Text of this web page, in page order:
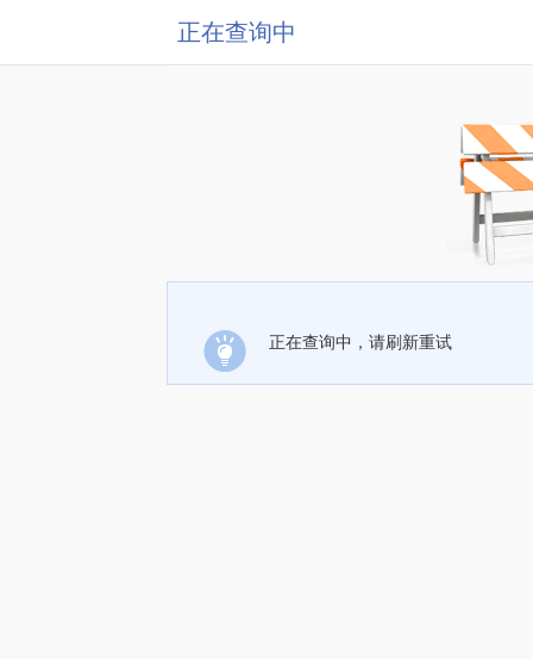
正在查询中
正在查询中，请刷新重试